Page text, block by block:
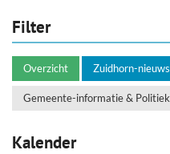
Filter
Overzicht Zuidhorn-nieuws
Gemeente-informatie & Politiek
Kalender